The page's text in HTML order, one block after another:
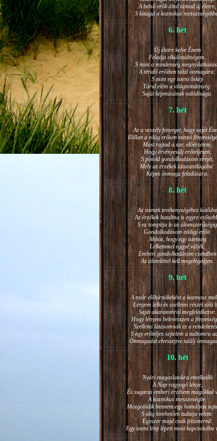
A belső erők által támad új életre,
S kitágul a kozmikus
6. hét
Új életre kelve Énem
Feladja elkülönültségem,
S mint a mindenség
A téridő erőiben talál önmagára;
S mint egy isteni őskép
Tárul elém a világmindenség:
Saját képmásának valódisága.
7. hét
Az a veszély fenyeget, hogy saját
Elillan a világ erősen vonzó
Most rajtad a sor, előérzetem,
Hogy érvényesülj erőteljesen,
S pótold gondolkodásom erejét,
Mely az érzékek látszatvilágába’
Képes önmaga feladására.
8. hét
Az istenek tevékenységéhez kötődve
Az érzékek hatalma is egyre
S ez tompítja le az álomszerűségig
Gondolkodásom eddigi erőit.
Ahhoz, hogy egy istenség
Lelkemmel eggyé váljék,
Emberi gondolkodásom csendben
Az álomléttel kell megelégedjen.
9. hét
A nyár előhírnökeként a kozmosz
Lényem lelki és szellemi részét tölti
Saját akaratomról megfeledkezve.
Hogy lényem belevesszen a
Szellemi látásomnak ez a
S egy erőteljes sejtelem a tudtomra
Önmagadat elveszejtve találj
10. hét
Nyári magaslatokra emelkedik
A Nap ragyogó lénye,
És sugarai emberi érzésem magukkal
A kozmikus messzeségbe.
Mozgolódik bennem egy homályos
S alig kivehetően tudatja velem:
Egyszer majd csak felismered:
Egy isteni lény lépett most kapcsolatba